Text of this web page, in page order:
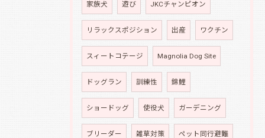
家族犬 遊び JKCチャンピオン
リラックスポジション 出産 ワクチン
スィートコテージ Magnolia Dog Site
ドッグラン 訓練性 錦鯉
ショードッグ 使役犬 ガーデニング
ブリーダー 雑草対策 ペット同行避難